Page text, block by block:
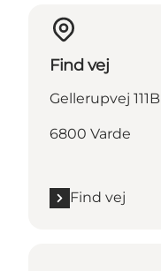
Find vej
Gellerupvej 111B
6800 Varde
Find vej